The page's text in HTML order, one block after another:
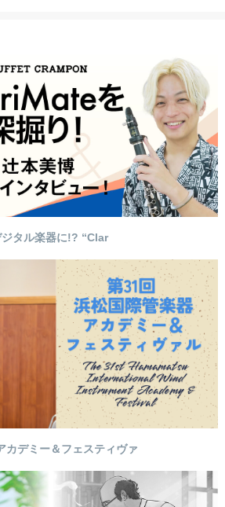
タル楽器に!? “Clar
カデミー＆フェスティヴァ